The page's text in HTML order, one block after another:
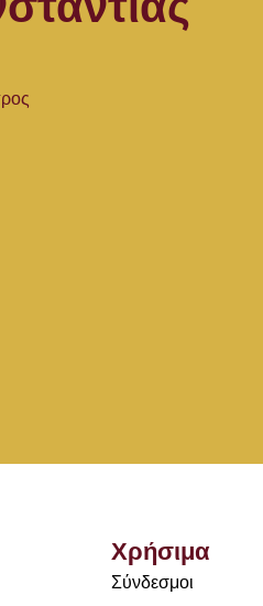
Χρήσιμα
Σύνδεσμοι